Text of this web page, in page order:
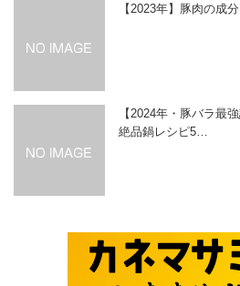
【2023年】豚肉の成
【2024年・豚バラ最
絶品鍋レシピ5…